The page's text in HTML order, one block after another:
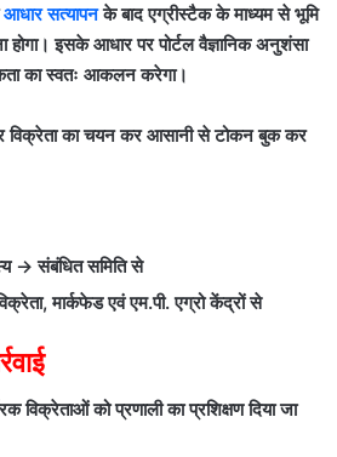
आधार सत्यापनके बाद एग्रीस्टैक के माध्यम से भूमि
इसके आधार पर पोर्टल वैज्ञानिक अनुशंसा
का स्वतः आकलन करेगा।
विक्रेता का चयन कर आसानी से टोकन बुक कर
→ संबंधित समिति से
मार्कफेडएवंएम.पी. एग्रोकेंद्रों से
विक्रेताओं को प्रणाली का प्रशिक्षण दिया जा